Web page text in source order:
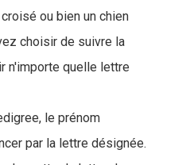
ou bien un chien
choisir de suivre la
n'importe quelle lettre
le prénom
par la lettre désignée.